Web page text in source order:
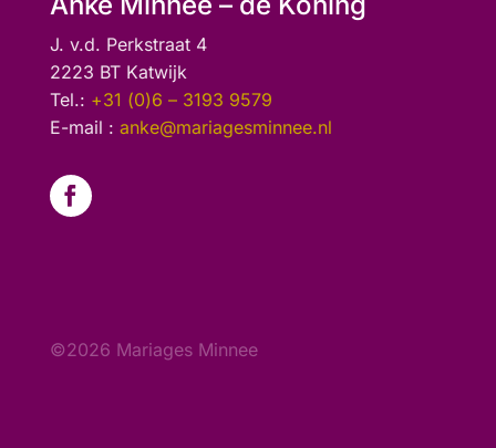
J. v.d. Perkstraat 4
2223 BT Katwijk
Tel.: +31 (0)6 – 3193 9579
E-mail : anke@mariagesminnee.nl
©2026 Mariages Minnee